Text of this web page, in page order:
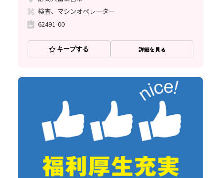
検査、マシンオペレーター
62491-00
キープする 詳細を見る